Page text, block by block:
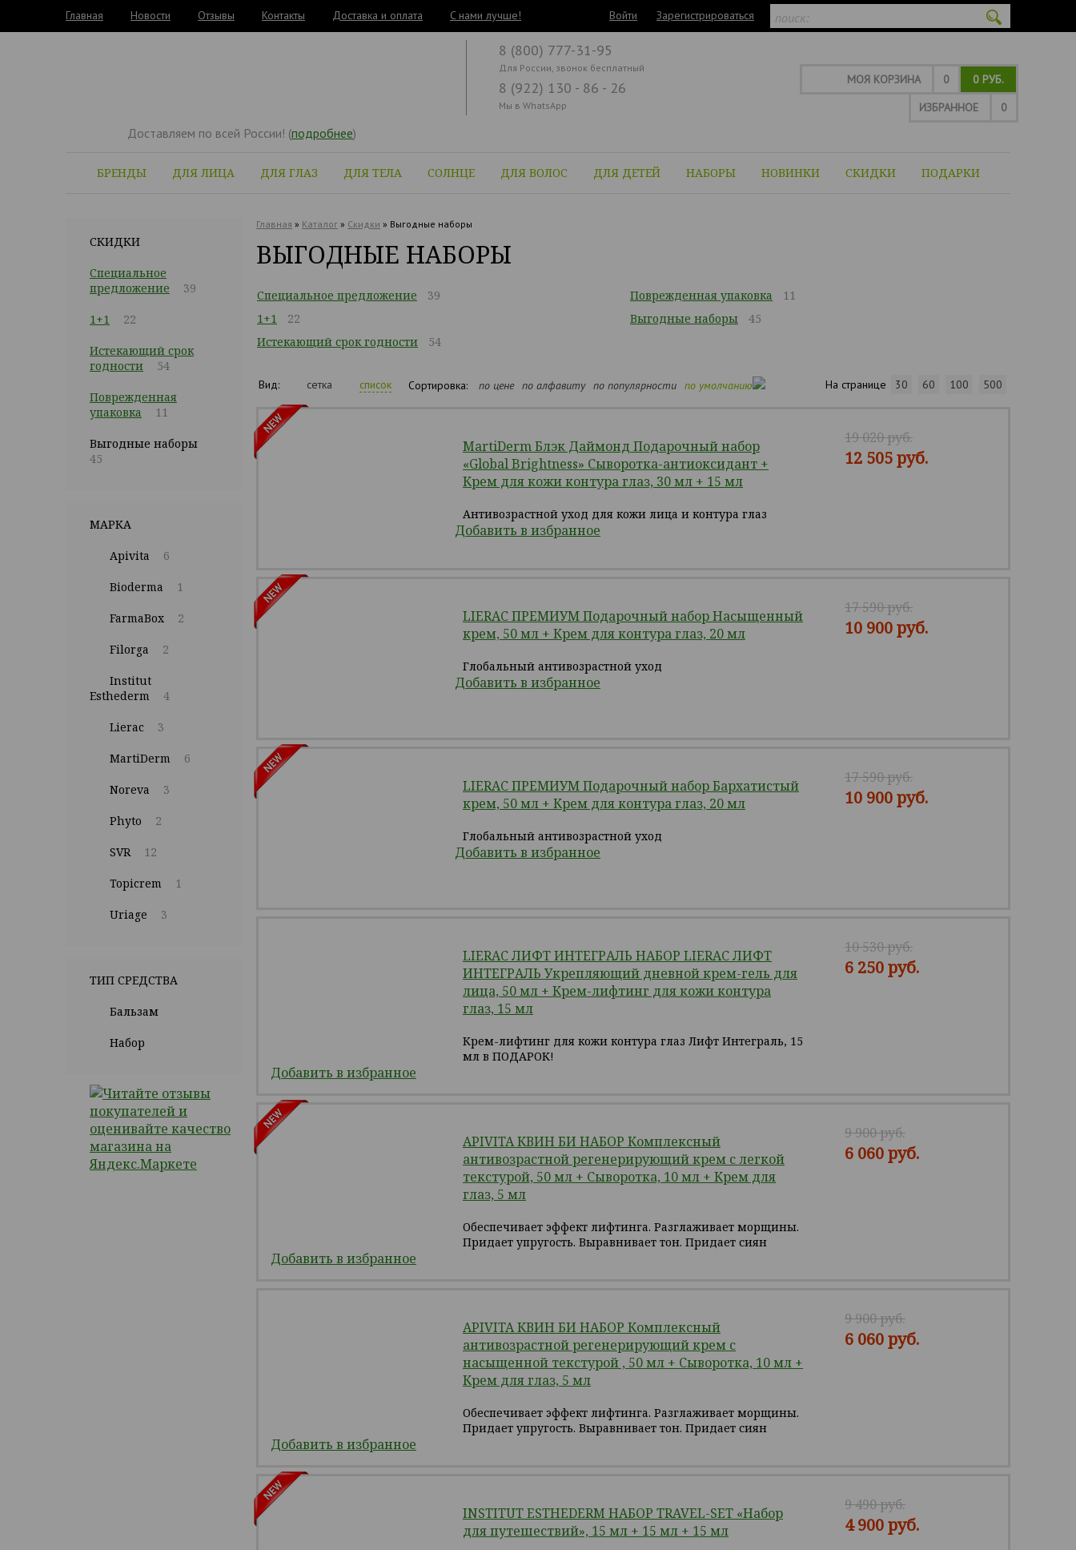
Главная Новости Отзывы Контакты Доставка и оплата C нами лучше! Войти Зарегистрироваться
Доставляем по всей России! (подробнее)
МОЯ КОРЗИНА 0
0 РУБ.
ИЗБРАННОЕ
0
БРЕНДЫ ДЛЯ ЛИЦА ДЛЯ ГЛАЗ ДЛЯ ТЕЛА СОЛНЦЕ ДЛЯ ВОЛОС ДЛЯ ДЕТЕЙ НАБОРЫ НОВИНКИ СКИДКИ ПОДАРКИ
8 (800) 777-31-95
Для России, звонок бесплатный
8 (922) 130 - 86 - 26
Мы в WhatsApp
СКИДКИ
Специальное
предложение
39
1+1 22
Истекающий срок
годности
54
Поврежденная
упаковка
11
Выгодные наборы
45
МАРКА
Apivita 6
Bioderma 1
FarmaBox 2
Filorga 2
Institut
Esthederm
4
Lierac 3
MartiDerm 6
Noreva 3
Phyto 2
SVR 12
Topicrem 1
Uriage 3
ТИП СРЕДСТВА
Бальзам
Набор
Главная » Каталог » Скидки » Выгодные наборы
ВЫГОДНЫЕ НАБОРЫ
Специальное предложение
39
1+1
22
Истекающий срок годности
54
Поврежденная упаковка
11
Выгодные наборы
45
Вид: сетка список Сортировка: по цене по алфавиту по популярности по умолчанию На странице 30 60 100 500
MartiDerm Блэк Даймонд Подарочный набор
«Global Brightness» Сыворотка-антиоксидант +
Крем для кожи контура глаз, 30 мл + 15 мл
Антивозрастной уход для кожи лица и контура глаз
Добавить в избранное
19 020 руб.
12 505 руб.
LIERAC ПРЕМИУМ Подарочный набор Насыщенный
крем, 50 мл + Крем для контура глаз, 20 мл
Глобальный антивозрастной уход
Добавить в избранное
17 590 руб.
10 900 руб.
LIERAC ПРЕМИУМ Подарочный набор Бархатистый
крем, 50 мл + Крем для контура глаз, 20 мл
Глобальный антивозрастной уход
Добавить в избранное
17 590 руб.
10 900 руб.
LIERAC ЛИФТ ИНТЕГРАЛЬ НАБОР LIERAC ЛИФТ
ИНТЕГРАЛЬ Укрепляющий дневной крем-гель для
лица, 50 мл + Крем-лифтинг для кожи контура
глаз, 15 мл
Крем-лифтинг для кожи контура глаз Лифт Интеграль, 15
мл в ПОДАРОК!
Добавить в избранное
10 530 руб.
6 250 руб.
APIVITA КВИН БИ НАБОР Комплексный
антивозрастной регенерирующий крем с легкой
текстурой, 50 мл + Сыворотка, 10 мл + Крем для
глаз, 5 мл
Обеспечивает эффект лифтинга. Разглаживает морщины.
Придает упругость. Выравнивает тон. Придает сиян
Добавить в избранное
9 900 руб.
6 060 руб.
APIVITA КВИН БИ НАБОР Комплексный
антивозрастной регенерирующий крем с
насыщенной текстурой , 50 мл + Сыворотка, 10 мл +
Крем для глаз, 5 мл
Обеспечивает эффект лифтинга. Разглаживает морщины.
Придает упругость. Выравнивает тон. Придает сиян
Добавить в избранное
9 900 руб.
6 060 руб.
INSTITUT ESTHEDERM НАБОР TRAVEL-SET «Набор
для путешествий», 15 мл + 15 мл + 15 мл
9 490 руб.
4 900 руб.